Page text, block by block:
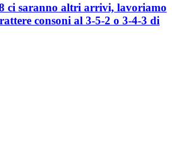
ci saranno altri arrivi, lavoriamo
consoni al 3-5-2 o 3-4-3 di